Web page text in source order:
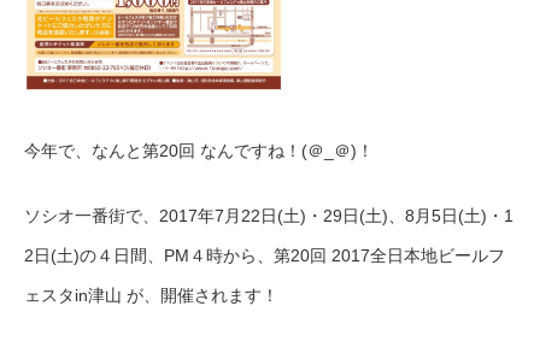
今年で、なんと第20回 なんですね！(＠_＠)！
ソシオ一番街で、2017年7月22日(土)・29日(土)、8月5日(土)・1
2日(土)の４日間、PM４時から、第20回 2017全日本地ビールフ
ェスタin津山 が、開催されます！